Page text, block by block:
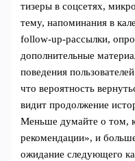
тизеры в соцсетях,
тему, напоминания в
follow‑up‑рассылки,
дополнительные
поведения
что вероятность
видит продолжение
Меньше думайте о том,
рекомендации», и
ожидание следующего